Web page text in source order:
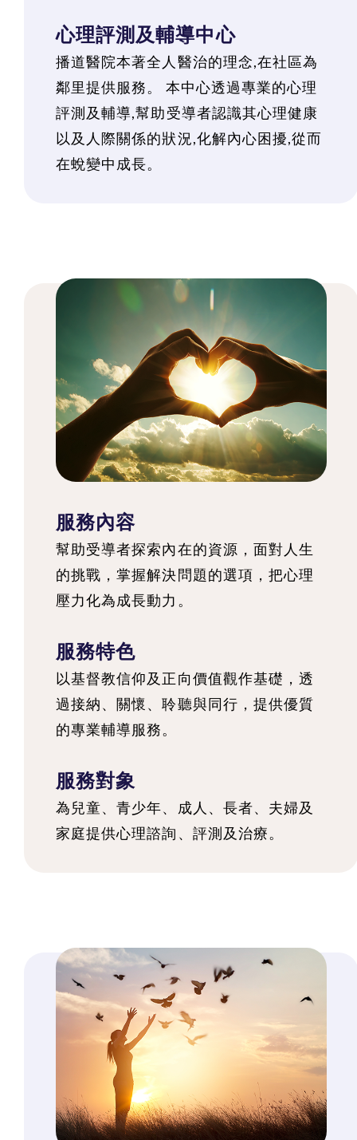
心理評測及輔導中心
播道醫院本著全人醫治的理念,在社區為
鄰里提供服務。 本中心透過專業的心理
評測及輔導,幫助受導者認識其心理健康
以及人際關係的狀況,化解內心困擾,從而
在蛻變中成長。
服務內容
幫助受導者探索內在的資源，面對人生
的挑戰，掌握解決問題的選項，把心理
壓力化為成長動力。
服務特色
以基督教信仰及正向價值觀作基礎，透
過接納、關懷、聆聽與同行，提供優質
的專業輔導服務。
服務對象
為兒童、青少年、成人、長者、夫婦及
家庭提供心理諮詢、評測及治療。